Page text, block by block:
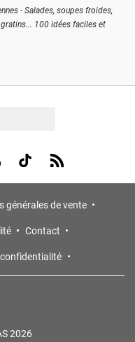
- Salades, soupes froides,
100 idées faciles et
us on Youtube
Visit us on Tiktok
Visit us on Rss
générales de vente
Contact
2026